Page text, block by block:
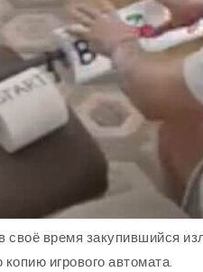
своё время закупившийся
игрового автомата.